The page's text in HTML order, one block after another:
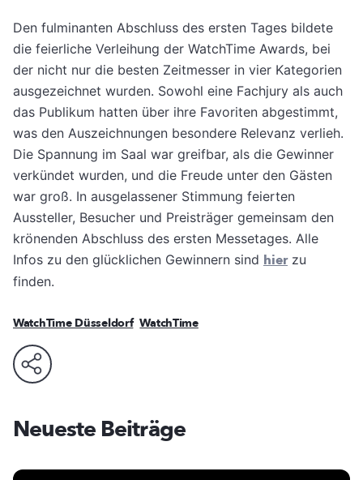
Den fulminanten Abschluss des ersten Tages bildete
die feierliche Verleihung der WatchTime Awards, bei
der nicht nur die besten Zeitmesser in vier Kategorien
ausgezeichnet wurden. Sowohl eine Fachjury als auch
das Publikum hatten über ihre Favoriten abgestimmt,
was den Auszeichnungen besondere Relevanz verlieh.
Die Spannung im Saal war greifbar, als die Gewinner
verkündet wurden, und die Freude unter den Gästen
war groß. In ausgelassener Stimmung feierten
Aussteller, Besucher und Preisträger gemeinsam den
krönenden Abschluss des ersten Messetages. Alle
Infos zu den glücklichen Gewinnern sind hierzu
finden.
WatchTime Düsseldorf WatchTime
Neueste Beiträge